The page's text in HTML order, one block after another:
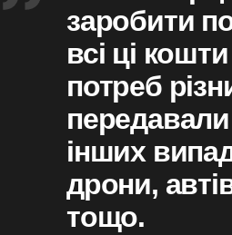
заробити
всі ці
потреб
інших
дрони,
тощо.